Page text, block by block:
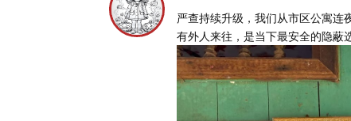
严查持续升级，我们从市区公寓连
有外人来往，是当下最安全的隐蔽